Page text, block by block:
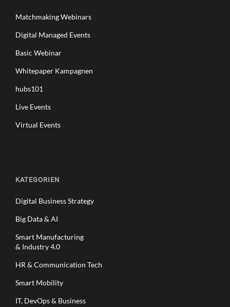
Matchmaking Webinars
Digital Managed Events
Basic Webinar
Whitepaper Kampagnen
hubs101
Live Events
Virtual Events
KATEGORIEN
Digital Business Strategy
Big Data & AI
Smart Manufacturing
& Industry 4.0
HR & Communication Tech
Smart Mobility
IT, DevOps & Business